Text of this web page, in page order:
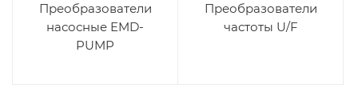
Преобразователи
насосные EMD-
PUMP
Преобразователи
частоты U/F